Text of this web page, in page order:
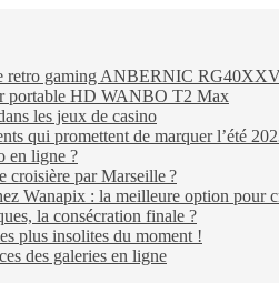
retro gaming ANBERNIC
portable HD WANBO T2 Max
les jeux de casino
qui promettent de marquer l’été
en ligne ?
croisière par Marseille ?
Wanapix : la meilleure option pour
la consécration finale ?
plus insolites du moment !
des galeries en ligne